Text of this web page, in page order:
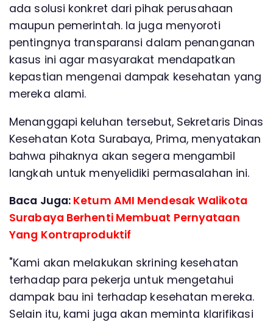
ada solusi konkret dari pihak perusahaan
maupun pemerintah. Ia juga menyoroti
pentingnya transparansi dalam penanganan
kasus ini agar masyarakat mendapatkan
kepastian mengenai dampak kesehatan yang
mereka alami.
Menanggapi keluhan tersebut, Sekretaris Dinas
Kesehatan Kota Surabaya, Prima, menyatakan
bahwa pihaknya akan segera mengambil
langkah untuk menyelidiki permasalahan ini.
Baca Juga: Ketum AMI Mendesak Walikota
Surabaya Berhenti Membuat Pernyataan
Yang Kontraproduktif
"Kami akan melakukan skrining kesehatan
terhadap para pekerja untuk mengetahui
dampak bau ini terhadap kesehatan mereka.
Selain itu, kami juga akan meminta klarifikasi